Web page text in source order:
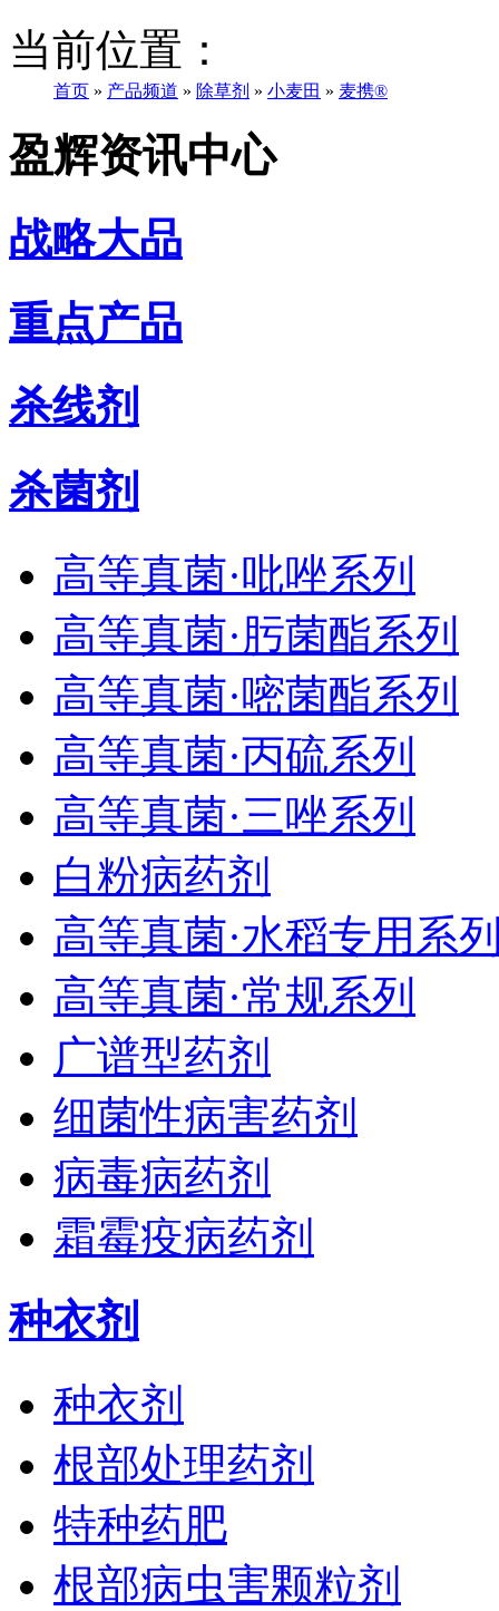
当前位置：
首页 » 产品频道 » 除草剂 » 小麦田 » 麦携®
盈辉资讯中心
战略大品
重点产品
杀线剂
杀菌剂
高等真菌·吡唑系列
高等真菌·肟菌酯系列
高等真菌·嘧菌酯系列
高等真菌·丙硫系列
高等真菌·三唑系列
白粉病药剂
高等真菌·水稻专用系
高等真菌·常规系列
广谱型药剂
细菌性病害药剂
病毒病药剂
霜霉疫病药剂
种衣剂
种衣剂
根部处理药剂
特种药肥
根部病虫害颗粒剂